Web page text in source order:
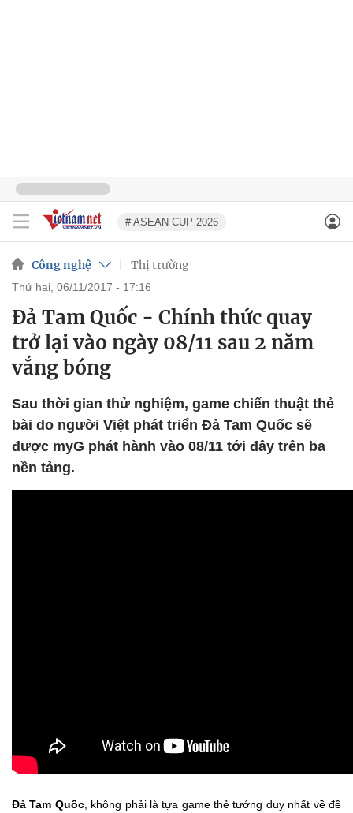
# ASEAN CUP 2026
Công nghệ Thị trường
thứ hai, 06/11/2017 - 17:16
Đả Tam Quốc - Chính thức quay
trở lại vào ngày 08/11 sau 2 năm
vắng bóng
Sau thời gian thử nghiệm, game chiến thuật thẻ
bài do người Việt phát triển Đả Tam Quốc sẽ
được myG phát hành vào 08/11 tới đây trên ba
nền tảng.
Đả Tam Quốc, không phải là tựa game thẻ tướng duy nhất về đề